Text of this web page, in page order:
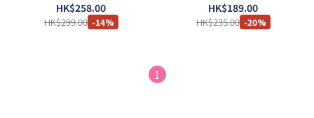
HK$258.00
HK$299.00 -14%
HK$189.00
HK$235.00 -20%
1